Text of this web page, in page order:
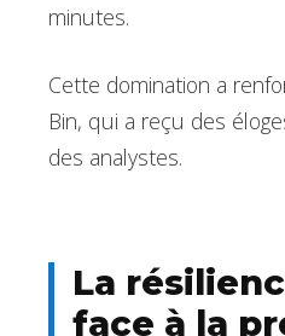
minutes.
Cette domination a
Bin, qui a reçu des
des analystes.
La
face à la